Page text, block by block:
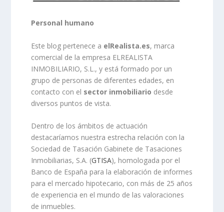
Personal humano
Este blog pertenece a elRealista.es, marca
comercial de la empresa ELREALISTA
INMOBILIARIO, S.L., y está formado por un
grupo de personas de diferentes edades, en
contacto con el sector inmobiliario desde
diversos puntos de vista.
Dentro de los ámbitos de actuación
destacaríamos nuestra estrecha relación con la
Sociedad de Tasación Gabinete de Tasaciones
Inmobiliarias, S.A. (GTISA), homologada por el
Banco de España para la elaboración de informes
para el mercado hipotecario, con más de 25 años
de experiencia en el mundo de las valoraciones
de inmuebles.